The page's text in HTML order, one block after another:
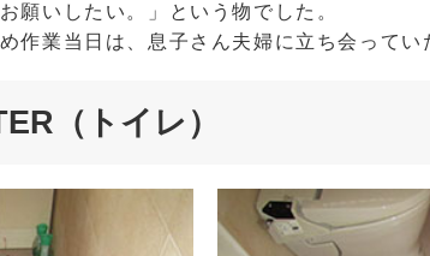
願いしたい。」という物でした。
作業当日は、息子さん夫婦に立ち会ってい
（トイレ）